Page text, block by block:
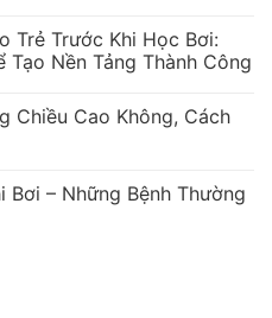
Trẻ Trước Khi Học Bơi:
Tạo Nền Tảng Thành Công
Chiều Cao Không, Cách
Bơi – Những Bệnh Thường